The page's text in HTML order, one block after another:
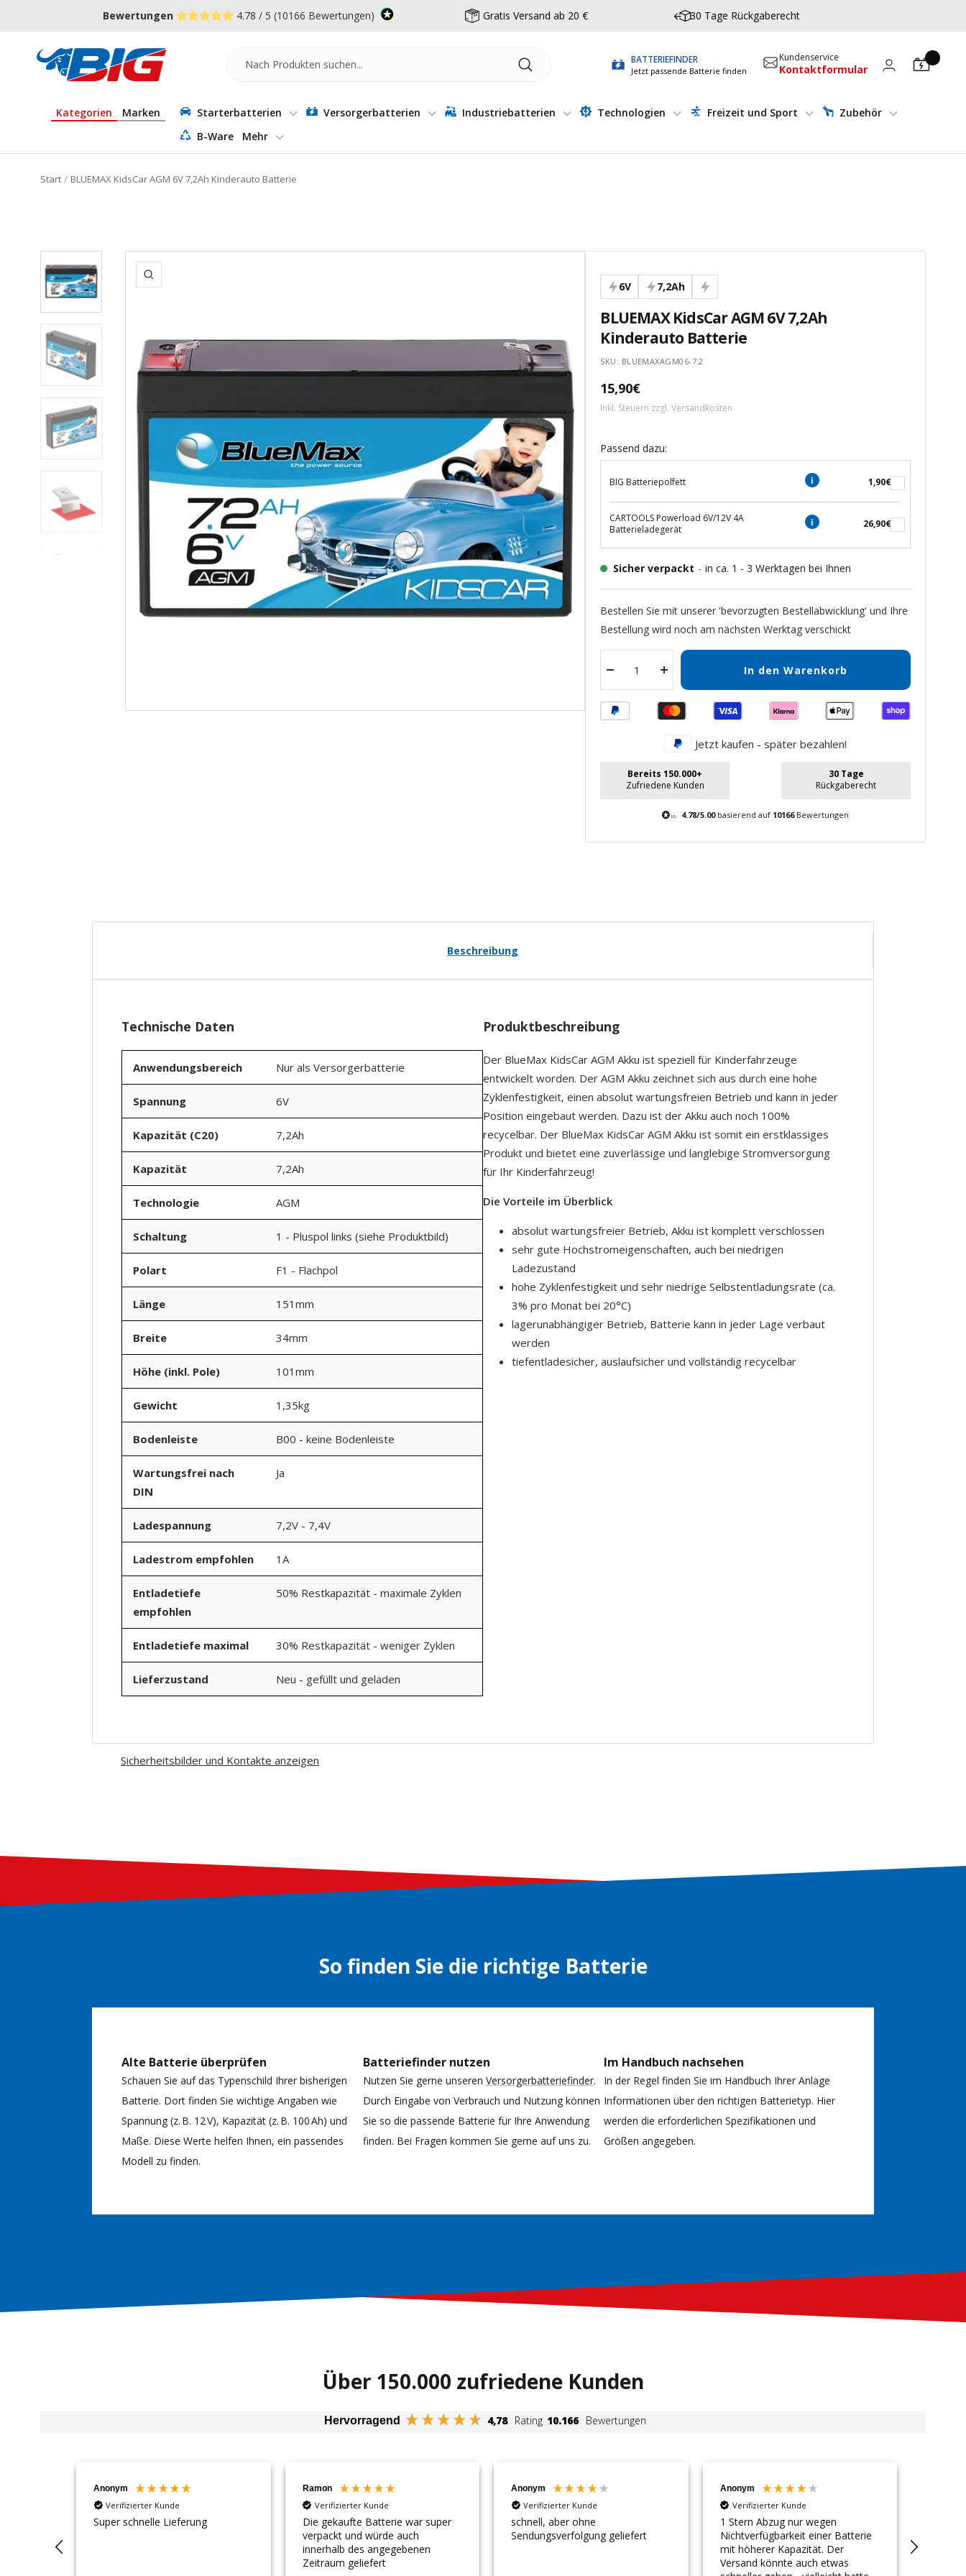
Zum Menü springen
Fußzeile springen
Barrierefreiheits-Widget öffnen
Bewertungen 4.78 / 5 (10166 Bewertungen) Gratis Versand ab 20 € 30 Tage Rückgaberecht
Batterie-
Industrie-
BATTERIEFINDER
Jetzt passende Batterie finden
Kundenservice
Kontaktformular
Kategorien Marken Starterbatterien Versorgerbatterien Industriebatterien Technologien Freizeit und Sport
Zubehör
B-Ware
Mehr
Start BLUEMAX KidsCar AGM 6V 7,2Ah Kinderauto Batterie
Zoom 6V 7,2Ah
BLUEMAX KidsCar AGM 6V 7,2Ah
Kinderauto Batterie
SKU: BLUEMAXAGM06-7.2
Angebotspreis
15,90€
Inkl. Steuern zzgl.Versandkosten
Passend dazu:
BIG Batteriepolfett 1,90€
CARTOOLS Powerload 6V/12V 4A
Batterieladegerät
26,90€
Sicher verpackt - in ca. 1 - 3 Werktagen bei Ihnen
Bestellen Sie mit unserer 'bevorzugten Bestellabwicklung' und Ihre
Bestellung wird noch am nächsten Werktag verschickt
Menge
Menge
In den Warenkorb
Jetzt kaufen - später bezahlen!
Bereits 150.000+
Zufriedene Kunden
30 Tage
Rückgaberecht
4.78/5.00basierend auf 10166Bewertungen
Beschreibung
Technische Daten
Anwendungsbereich Nur als Versorgerbatterie
Spannung 6V
Kapazität (C20) 7,2Ah
Kapazität 7,2Ah
Technologie AGM
Schaltung 1 - Pluspol links (siehe Produktbild)
Polart F1 - Flachpol
Länge 151mm
Breite 34mm
Höhe (inkl. Pole) 101mm
Gewicht 1,35kg
Bodenleiste B00 - keine Bodenleiste
Wartungsfrei nach
DIN
Ja
Ladespannung 7,2V - 7,4V
Ladestrom empfohlen 1A
Entladetiefe
empfohlen
50% Restkapazität - maximale Zyklen
Entladetiefe maximal 30% Restkapazität - weniger Zyklen
Lieferzustand Neu - gefüllt und geladen
Produktbeschreibung
Der BlueMax KidsCar AGM Akku ist speziell für Kinderfahrzeuge
entwickelt worden. Der AGM Akku zeichnet sich aus durch eine hohe
Zyklenfestigkeit, einen absolut wartungsfreien Betrieb und kann in jeder
Position eingebaut werden. Dazu ist der Akku auch noch 100%
recycelbar. Der BlueMax KidsCar AGM Akku ist somit ein erstklassiges
Produkt und bietet eine zuverlässige und langlebige Stromversorgung
für Ihr Kinderfahrzeug!
Die Vorteile im Überblick
absolut wartungsfreier Betrieb, Akku ist komplett verschlossen
sehr gute Hochstromeigenschaften, auch bei niedrigen
Ladezustand
hohe Zyklenfestigkeit und sehr niedrige Selbstentladungsrate (ca.
3% pro Monat bei 20°C)
lagerunabhängiger Betrieb, Batterie kann in jeder Lage verbaut
werden
tiefentladesicher, auslaufsicher und vollständig recycelbar
Sicherheitsbilder und Kontakte anzeigen
So finden Sie die richtige Batterie
Alte Batterie überprüfen
Schauen Sie auf das Typenschild Ihrer bisherigen
Batterie. Dort finden Sie wichtige Angaben wie
Spannung (z. B. 12 V), Kapazität (z. B. 100 Ah) und
Maße. Diese Werte helfen Ihnen, ein passendes
Modell zu finden.
Batteriefinder nutzen
Nutzen Sie gerne unseren Versorgerbatteriefinder.
Durch Eingabe von Verbrauch und Nutzung können
Sie so die passende Batterie für Ihre Anwendung
finden. Bei Fragen kommen Sie gerne auf uns zu.
Im Handbuch nachsehen
In der Regel finden Sie im Handbuch Ihrer Anlage
Informationen über den richtigen Batterietyp. Hier
werden die erforderlichen Spezifikationen und
Größen angegeben.
Über 150.000 zufriedene Kunden
Hervorragend 4,78 Rating 10.166 Bewertungen
Anonym
Verifizierter Kunde
Super schnelle Lieferung
Ramon
Verifizierter Kunde
Die gekaufte Batterie war super
verpackt und würde auch
innerhalb des angegebenen
Zeitraum geliefert
Anonym
Verifizierter Kunde
schnell, aber ohne
Sendungsverfolgung geliefert
Anonym
Verifizierter Kunde
1 Stern Abzug nur wegen
Nichtverfügbarkeit einer Batterie
mit höherer Kapazität. Der
Versand könnte auch etwas